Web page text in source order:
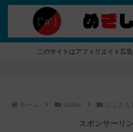
このサイトはアフィリエイト広
ホーム vtuber にじさん
スポンサーリ